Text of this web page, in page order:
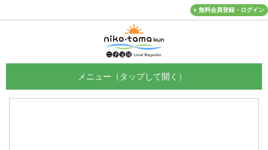
無料会員登録・ログイン
メニュー